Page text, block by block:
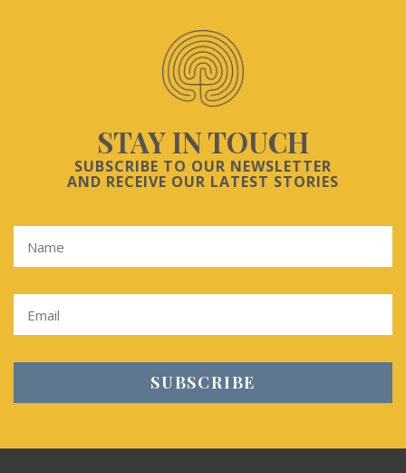
STAY IN TOUCH
SUBSCRIBE TO OUR NEWSLETTER
AND RECEIVE OUR LATEST STORIES